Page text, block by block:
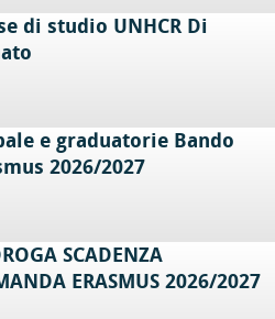
di studio UNHCR Di
e graduatorie Bando
2026/2027
SCADENZA
ERASMUS 2026/2027